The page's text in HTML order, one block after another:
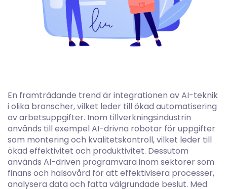
En framträdande trend är integrationen av AI-teknik
i olika branscher, vilket leder till ökad automatisering
av arbetsuppgifter. Inom tillverkningsindustrin
används till exempel AI-drivna robotar för uppgifter
som montering och kvalitetskontroll, vilket leder till
ökad effektivitet och produktivitet. Dessutom
används AI-driven programvara inom sektorer som
finans och hälsovård för att effektivisera processer,
analysera data och fatta välgrundade beslut. Med